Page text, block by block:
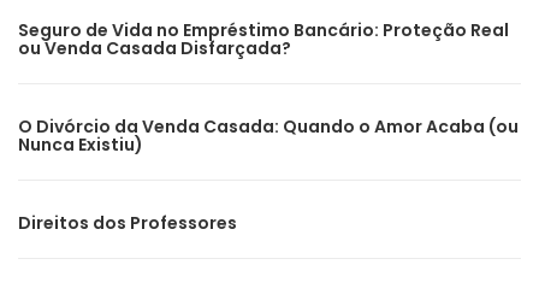
Seguro de Vida no Empréstimo Bancário: Proteção Real
ou Venda Casada Disfarçada?
O Divórcio da Venda Casada: Quando o Amor Acaba (ou
Nunca Existiu)
Direitos dos Professores